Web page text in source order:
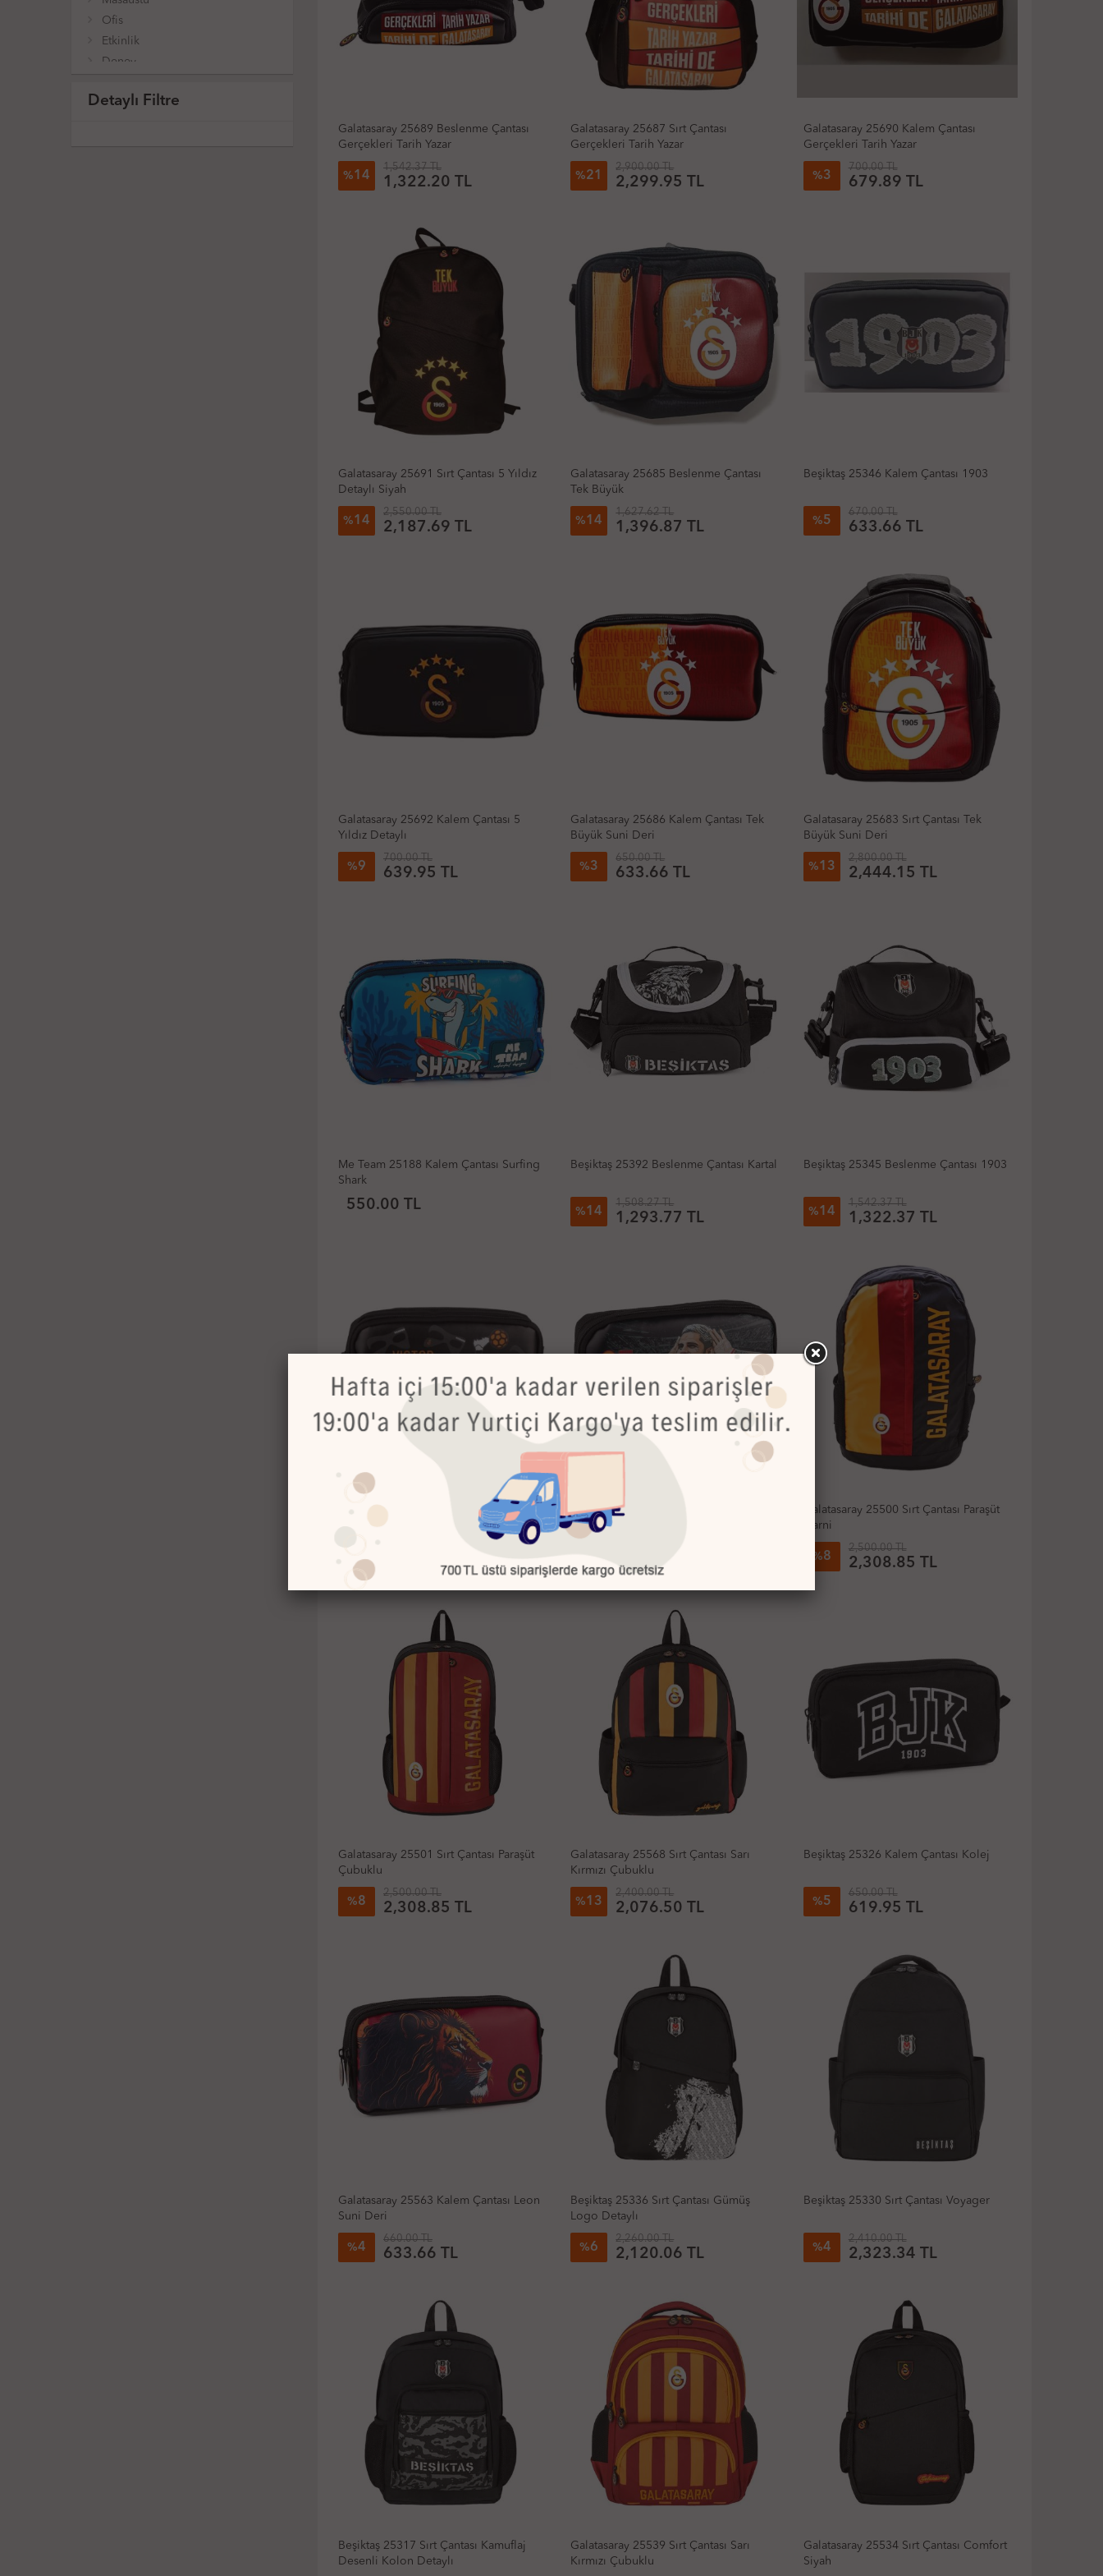
Ofis
Etkinlik
Deney
Sanat
Detaylı Filtre
Galatasaray 25689 Beslenme Çantası
Gerçekleri Tarih Yazar
%14
1,542.37 TL
1,322.20 TL
Galatasaray 25687 Sırt Çantası
Gerçekleri Tarih Yazar
%21
2,900.00 TL
2,299.95 TL
Galatasaray 25690 Kalem Çantası
Gerçekleri Tarih Yazar
%3
700.00 TL
679.89 TL
Galatasaray 25691 Sırt Çantası 5 Yıldız
Detaylı Siyah
%14
2,550.00 TL
2,187.69 TL
Galatasaray 25685 Beslenme Çantası
Tek Büyük
%14
1,627.62 TL
1,396.87 TL
Beşiktaş 25346 Kalem Çantası 1903
%5
670.00 TL
633.66 TL
Galatasaray 25692 Kalem Çantası 5
Yıldız Detaylı
%9
700.00 TL
639.95 TL
Galatasaray 25686 Kalem Çantası Tek
Büyük Suni Deri
%3
650.00 TL
633.66 TL
Galatasaray 25683 Sırt Çantası Tek
Büyük Suni Deri
%13
2,800.00 TL
2,444.15 TL
Me Team 25188 Kalem Çantası Surfing
Shark
550.00 TL
Beşiktaş 25392 Beslenme Çantası Kartal
%14
1,508.27 TL
1,293.77 TL
Beşiktaş 25345 Beslenme Çantası 1903
%14
1,542.37 TL
1,322.37 TL
Galatasaray 25589 Kalem Çantası Victor
Osimhen
4 633.66 TL
Galatasaray 25593 Kalem Çantası
Mauro Icardi
633.66 TL
Galatasaray 25500 Sırt Çantası Paraşüt
Garni
%8
2,500.00 TL
2,308.85 TL
Galatasaray 25501 Sırt Çantası Paraşüt
Çubuklu
%8
2,500.00 TL
2,308.85 TL
Galatasaray 25568 Sırt Çantası Sarı
Kırmızı Çubuklu
%13
2,400.00 TL
2,076.50 TL
Beşiktaş 25326 Kalem Çantası Kolej
%5
650.00 TL
619.95 TL
Galatasaray 25563 Kalem Çantası Leon
Suni Deri
%4
660.00 TL
633.66 TL
Beşiktaş 25336 Sırt Çantası Gümüş
Logo Detaylı
%6
2,260.00 TL
2,120.06 TL
Beşiktaş 25330 Sırt Çantası Voyager
%4
2,410.00 TL
2,323.34 TL
Beşiktaş 25317 Sırt Çantası Kamuflaj
Desenli Kolon Detaylı
Galatasaray 25539 Sırt Çantası Sarı
Kırmızı Çubuklu
Galatasaray 25534 Sırt Çantası Comfort
Siyah